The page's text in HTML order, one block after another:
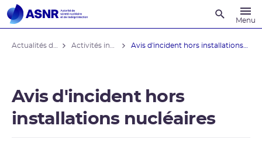
Menu
Avis d'incident hors
installations nucléaires